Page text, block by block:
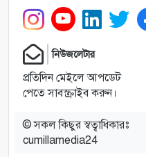
নিউজলেটার
প্রতিদিন মেইলে আপডেট
পেতে সাবস্ক্রাইব করুন।
© সকল কিছুর স্বত্বাধিকারঃ
cumillamedia24